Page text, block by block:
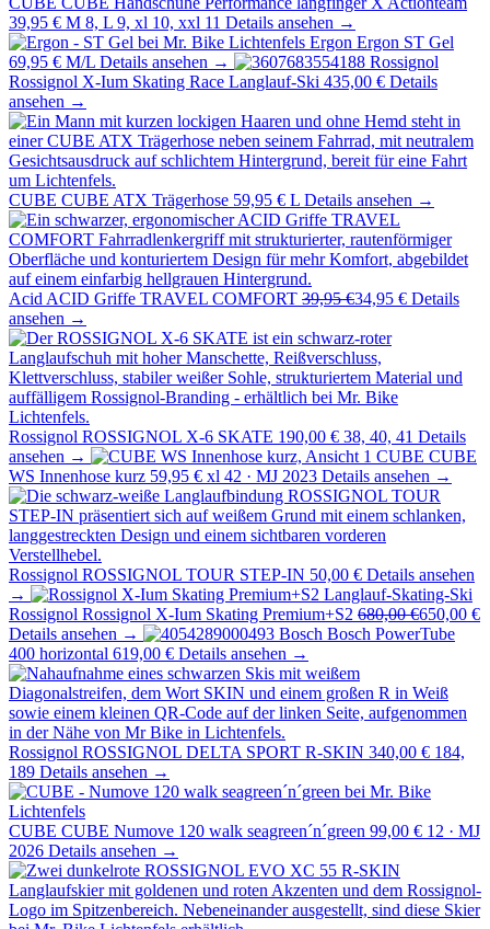
39,95 € M 8, L 9, xl 10, xxl 11 Details ansehen →
Ergon Ergon ST Gel
69,95 € M/L Details ansehen →
Rossignol
Rossignol X-Ium Skating Race Langlauf-Ski 435,00 € Details
ansehen →
CUBE CUBE ATX Trägerhose 59,95 € L Details ansehen →
Acid ACID Griffe TRAVEL COMFORT 39,95 €34,95 € Details
ansehen →
Rossignol ROSSIGNOL X-6 SKATE 190,00 € 38, 40, 41 Details
ansehen →
CUBE CUBE
WS Innenhose kurz 59,95 € xl 42 · MJ 2023 Details ansehen →
Rossignol ROSSIGNOL TOUR STEP-IN 50,00 € Details ansehen
→
Rossignol Rossignol X-Ium Skating Premium+S2 680,00 €650,00 €
Details ansehen →
Bosch Bosch PowerTube
400 horizontal 619,00 € Details ansehen →
Rossignol ROSSIGNOL DELTA SPORT R-SKIN 340,00 € 184,
189 Details ansehen →
CUBE CUBE Numove 120 walk seagreen´n´green 99,00 € 12 · MJ
2026 Details ansehen →